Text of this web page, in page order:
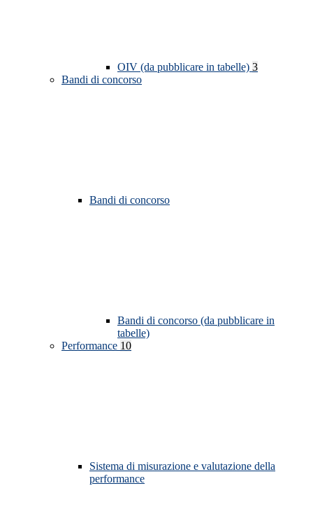
OIV (da pubblicare in tabelle) 3
Bandi di concorso
Bandi di concorso
Bandi di concorso (da pubblicare in
tabelle)
Performance 10
Sistema di misurazione e valutazione della
performance